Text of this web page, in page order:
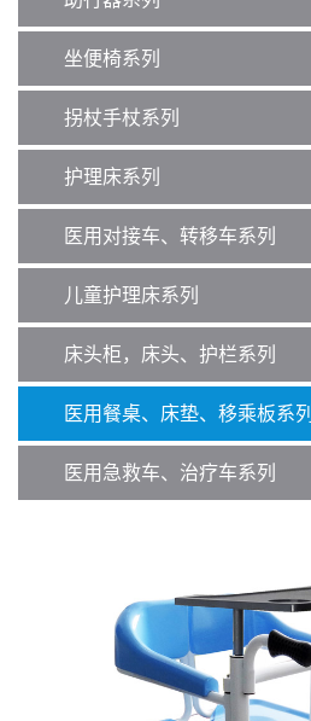
坐便椅系列
拐杖手杖系列
护理床系列
医用对接车、转移车系列
儿童护理床系列
床头柜，床头、护栏系列
医用餐桌、床垫、移乘板系列
医用急救车、治疗车系列